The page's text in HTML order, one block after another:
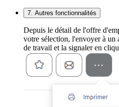
7. Autres fonctionnalités
Depuis le détail de l'offre
votre sélection, l'envoyer à
de travail et la signaler en